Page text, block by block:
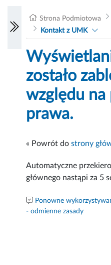
Strona Podmiotowa
Kontakt z UMK
zostało
względu na
prawa.
« Powrót dostrony
Automatyczne
głównego nastąpi za 5
Ponowne
- odmienne zasady